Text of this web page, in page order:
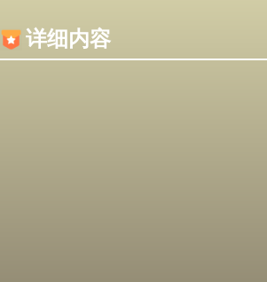
详细内容